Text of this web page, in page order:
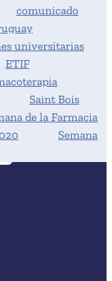
comunicado
universitarias
ETIF
Saint Bois
de la Farmacia
Semana